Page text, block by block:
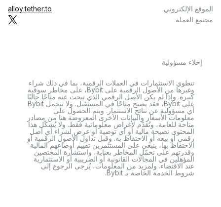
الموقع الإلكتروني
alloy.tether.to
مجتمع العملة
إخلاء مسؤولية
تنطوي الاستثمارات في العملات الرقمية، بما في ذلك شراء
وغيرها من الأصول الرقمية على Bybit، على مخاطر سوقية
كبيرة. وإذا لم يكن الأصل الرقمي الذي تبحث عنه متاحًا حاليًا
على Bybit، فقد يصبح متاحًا في المستقبل. ولا تتحمل Bybit
أي مسؤولية عن نتائج الاستثمار. ويتم الحصول على
معلومات الأسعار والبيانات الأخرى المعروضة هنا من مصادر
متاحة للعامة، وتُقدَّم لأغراض معلوماتية فقط. ولا يُشكّل هذا
المحتوى نصيحة مالية أو أي توصية أو عرض لشراء أي أصل
رقمي أو بيعه أو الاحتفاظ به. وقبل تداول الأصول الرقمية أو
الاحتفاظ بها، ينبغي على المستثمرين تقييم أوضاعهم المالية
وقدرتهم على تحمّل المخاطر بعناية، واستشارة المختصين
المؤهلين في المجالات القانونية أو الضريبية أو الاستثمارية
عند الاقتضاء. ولمزيد من المعلومات، يُرجى الرجوع إلى
شروط الخدمة الخاصة بـ Bybit.